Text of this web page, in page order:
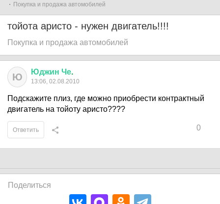
Покупка и продажа автомобилей
тойота аристо - нужен двигатель!!!!
Покупка и продажа автомобилей
Ю Юджин Че.
13:06, 02.08.2010
Подскажите плиз, где можно приобрести контрактный
двигатель на тойоту аристо????
0
Ответить
Поделиться